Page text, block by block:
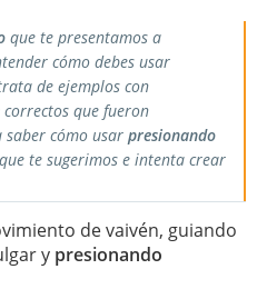
que te presentamos a
cómo debes usar
de ejemplos con
que fueron
cómo usar presionando
te sugerimos e intenta crear
de vaivén, guiando
y presionando